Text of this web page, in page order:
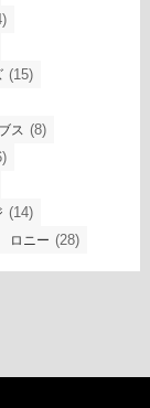
(15)
ス (8)
(14)
ロニー (28)